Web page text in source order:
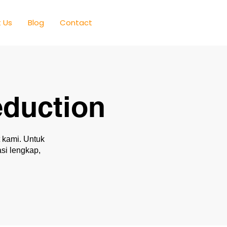
Blog Contact
Untuk
lengkap,